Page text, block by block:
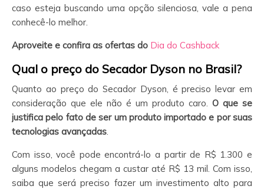
caso esteja buscando uma opção silenciosa, vale a pena
conhecê-lo melhor.
Aproveite e confira as ofertas do Dia do Cashback
Qual o preço do Secador Dyson no Brasil?
Quanto ao preço do Secador Dyson, é preciso levar em
consideração que ele não é um produto caro. O que se
justifica pelo fato de ser um produto importado e por suas
tecnologias avançadas.
Com isso, você pode encontrá-lo a partir de R$ 1.300 e
alguns modelos chegam a custar até R$ 13 mil. Com isso,
saiba que será preciso fazer um investimento alto para